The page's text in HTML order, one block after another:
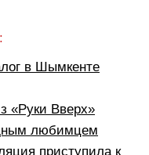
:
в Шымкенте
«Руки Вверх»
любимцем
приступила к